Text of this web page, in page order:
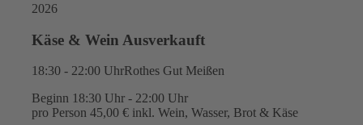
2026
Käse & Wein Ausverkauft
18:30 - 22:00 UhrRothes Gut Meißen
Beginn 18:30 Uhr - 22:00 Uhr
pro Person 45,00 € inkl. Wein, Wasser, Brot & Käse